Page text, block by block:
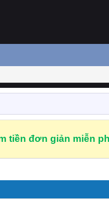
tiền đơn giản miễn